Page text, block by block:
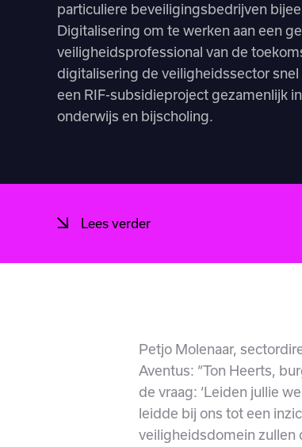
particuliere beveiligingsbedrijven
Digitalisering om te werken aan een
veiligheidsprofessional van de
digitalisering de veiligheidssector
een RIF-subsidieproject gezamenlijk
onderwijs en bijscholing.
Lees verder
Petjo Molenaar,
Aventus: “Ton Heerts,
de vraag: ‘Leiden jullie
leidde bij ons tot een
veiligheidsdomein zullen